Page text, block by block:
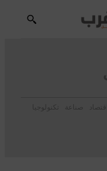
اقتصاد صناعة
تكنولوجيا